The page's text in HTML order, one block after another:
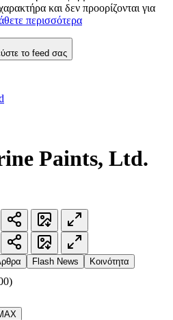
και δεν προορίζονται για
περισσότερα
το feed σας
Paints, Ltd.
Flash News Κοινότητα